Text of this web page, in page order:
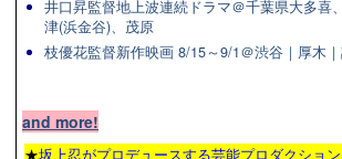
井口昇監督地上波連続ドラマ＠千葉県大多喜
津(浜金谷)、茂原
枝優花監督新作映画 8/15～9/1＠渋谷｜厚木
and more!
★坂上忍がプロデュースする芸能プロダクション